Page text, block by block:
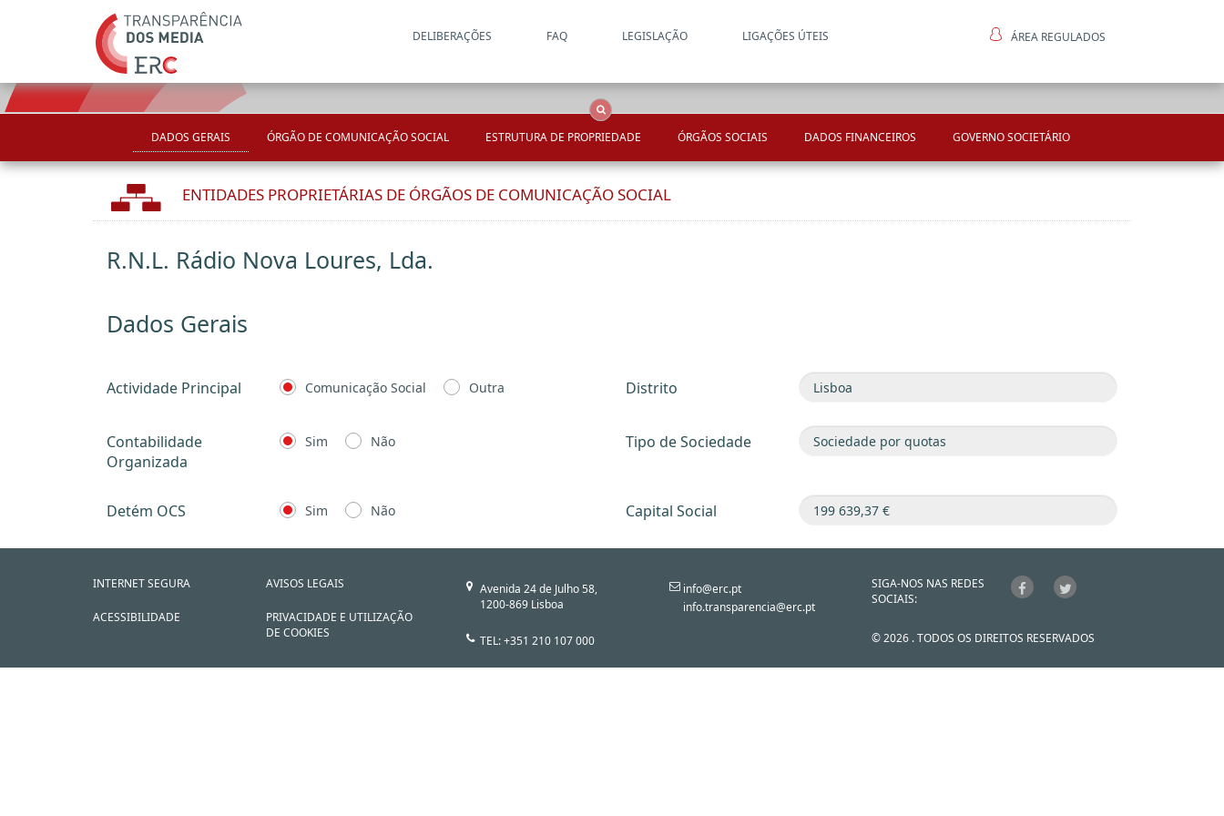
DELIBERAÇÕES FAQ LEGISLAÇÃO LIGAÇÕES ÚTEIS ÁREA REGULADOS
DADOS GERAIS ÓRGÃO DE COMUNICAÇÃO SOCIAL ESTRUTURA DE PROPRIEDADE ÓRGÃOS SOCIAIS DADOS FINANCEIROS GOVERNO SOCIETÁRIO
ENTIDADES PROPRIETÁRIAS DE ÓRGÃOS DE COMUNICAÇÃO SOCIAL
R.N.L. Rádio Nova Loures, Lda.
Dados Gerais
Actividade Principal Comunicação Social Outra Distrito
Contabilidade
Organizada
Sim Não Tipo de Sociedade
Detém OCS Sim Não Capital Social
INTERNET SEGURA
ACESSIBILIDADE
AVISOS LEGAIS
PRIVACIDADE E UTILIZAÇÃO
DE COOKIES
Avenida 24 de Julho 58,
1200-869 Lisboa
TEL: +351 210 107 000
info@erc.pt
info.transparencia@erc.pt
SIGA-NOS NAS REDES
SOCIAIS:
© 2026 . TODOS OS DIREITOS RESERVADOS